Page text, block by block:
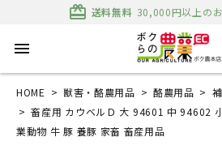
card_giftcard 送料無料 30,000円以上の
menu
HOME 獣害・酪農用品 酪農用品
畜産用 カウベルＤ 大 94601 中 94602
業動物 牛 豚 養豚 家畜 畜産用品